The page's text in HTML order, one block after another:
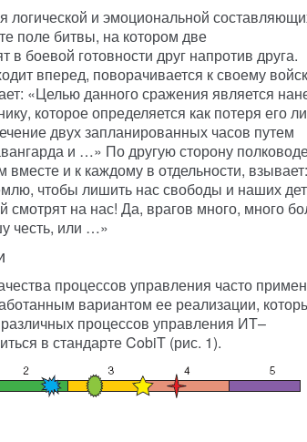
логической и эмоциональной
поле битвы, на котором две
боевой готовности друг напротив друга.
вперед, поворачивается к своему
«Целью данного сражения является
которое определяется как потеря его
двух запланированных часов путем
и …» По другую сторону
и к каждому в отдельности, взывает:
чтобы лишить нас свободы и наших
на нас! Да, врагов много, много
честь, или …»
процессов управления часто
вариантом ее реализации,
процессов управления ИТ–
в стандарте CobiT (рис. 1).